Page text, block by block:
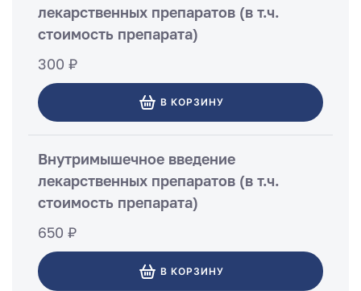
лекарственных препаратов (в т.ч.
стоимость препарата)
300 ₽
В КОРЗИНУ
Внутримышечное введение
лекарственных препаратов (в т.ч.
стоимость препарата)
650 ₽
В КОРЗИНУ